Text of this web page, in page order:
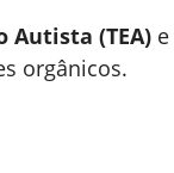
Autista (TEA) e
orgânicos.